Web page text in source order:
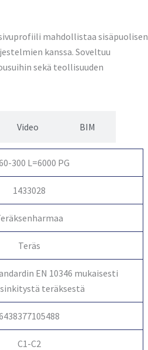
mahdollistaa sisäpuolisen
kanssa. Soveltuu
sekä teollisuuden
Video BIM
300 L=6000 PG
1433028
Teräs
EN 10346 mukaisesti
teräksestä
C1-C2